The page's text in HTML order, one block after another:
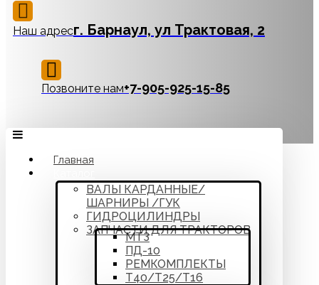
Наш адресг. Барнаул, ул Трактовая, 2
Позвоните нам‪+7-905-925-15-85
Главная
ВАЛЫ КАРДАННЫЕ/
ШАРНИРЫ /ГУК
ГИДРОЦИЛИНДРЫ
ЗАПЧАСТИ ДЛЯ ТРАКТОРОВ
МТЗ
ПД-10
РЕМКОМПЛЕКТЫ
Т40/Т25/Т16